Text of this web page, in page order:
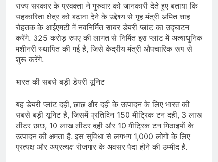
राज्य सरकार के प्रवक्ता ने गुरुवार को जानकारी देते हुए बताया कि
सहकारिता क्षेत्र को बढ़ावा देने के उद्देश्य से गृह मंत्री अमित शाह
रोहतक के आईएमटी में नवनिर्मित साबर डेयरी प्लांट का उद्घाटन
करेंगे. 325 करोड़ रुपए की लागत से निर्मित इस प्लांट में अत्याधुनिक
मशीनरी स्थापित की गई है, जिसे केंद्रीय मंत्री औपचारिक रूप से
शुरू करेंगे.
भारत की सबसे बड़ी डेयरी यूनिट
यह डेयरी प्लांट दही, छाछ और दही के उत्पादन के लिए भारत की
सबसे बड़ी यूनिट है, जिसमें प्रतिदिन 150 मीट्रिक टन दही, 3 लाख
लीटर छाछ, 10 लाख लीटर दही और 10 मीट्रिक टन मिठाइयों के
उत्पादन की क्षमता है. इस सुविधा से लगभग 1,000 लोगों के लिए
प्रत्यक्ष और अप्रत्यक्ष रोजगार के अवसर पैदा होने की उम्मीद है.